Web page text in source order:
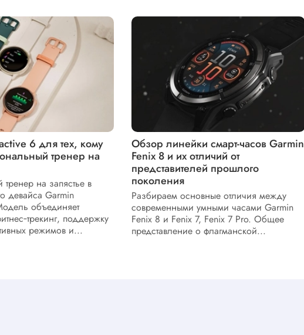
6 для тех, кому
тренер на
на запястье в
девайса Garmin
объединяет
поддержку
режимов и...
Обзор линейки смарт-часов Garmin
Fenix 8 и их отличий от
представителей прошлого
поколения
Разбираем основные отличия между
современными умными часами Garmin
Fenix 8 и Fenix 7, Fenix 7 Pro. Общее
представление о флагманской...